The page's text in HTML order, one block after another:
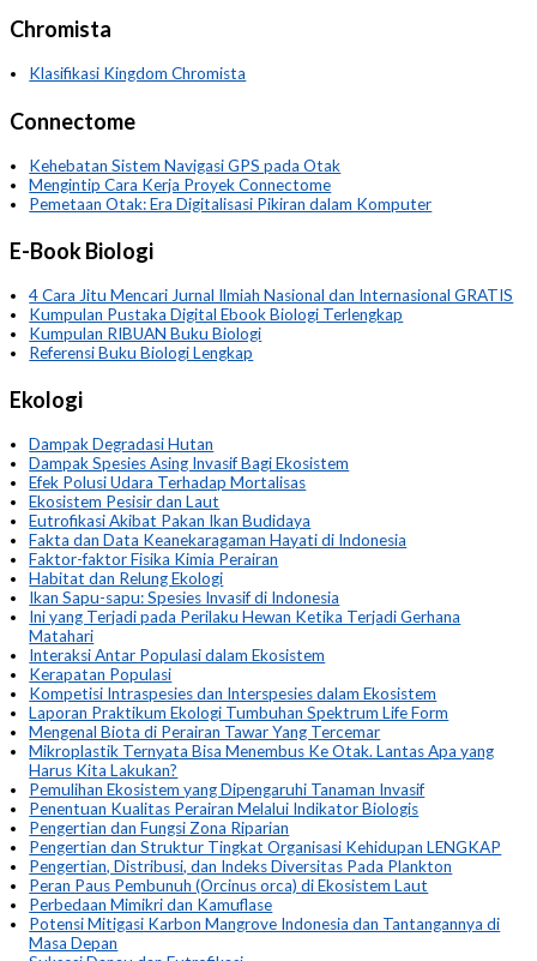
Chromista
Klasifikasi Kingdom Chromista
Connectome
Kehebatan Sistem Navigasi GPS pada Otak
Mengintip Cara Kerja Proyek Connectome
Pemetaan Otak: Era Digitalisasi Pikiran dalam Komputer
E-Book Biologi
4 Cara Jitu Mencari Jurnal Ilmiah Nasional dan Internasional GRATIS
Kumpulan Pustaka Digital Ebook Biologi Terlengkap
Kumpulan RIBUAN Buku Biologi
Referensi Buku Biologi Lengkap
Ekologi
Dampak Degradasi Hutan
Dampak Spesies Asing Invasif Bagi Ekosistem
Efek Polusi Udara Terhadap Mortalisas
Ekosistem Pesisir dan Laut
Eutrofikasi Akibat Pakan Ikan Budidaya
Fakta dan Data Keanekaragaman Hayati di Indonesia
Faktor-faktor Fisika Kimia Perairan
Habitat dan Relung Ekologi
Ikan Sapu-sapu: Spesies Invasif di Indonesia
Ini yang Terjadi pada Perilaku Hewan Ketika Terjadi Gerhana
Matahari
Interaksi Antar Populasi dalam Ekosistem
Kerapatan Populasi
Kompetisi Intraspesies dan Interspesies dalam Ekosistem
Laporan Praktikum Ekologi Tumbuhan Spektrum Life Form
Mengenal Biota di Perairan Tawar Yang Tercemar
Mikroplastik Ternyata Bisa Menembus Ke Otak. Lantas Apa yang
Harus Kita Lakukan?
Pemulihan Ekosistem yang Dipengaruhi Tanaman Invasif
Penentuan Kualitas Perairan Melalui Indikator Biologis
Pengertian dan Fungsi Zona Riparian
Pengertian dan Struktur Tingkat Organisasi Kehidupan LENGKAP
Pengertian, Distribusi, dan Indeks Diversitas Pada Plankton
Peran Paus Pembunuh (Orcinus orca) di Ekosistem Laut
Perbedaan Mimikri dan Kamuflase
Potensi Mitigasi Karbon Mangrove Indonesia dan Tantangannya di
Masa Depan